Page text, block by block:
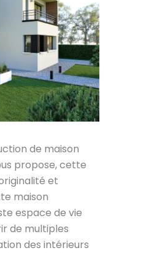
de maison
propose, cette
et
maison
espace de vie
de multiples
des intérieurs